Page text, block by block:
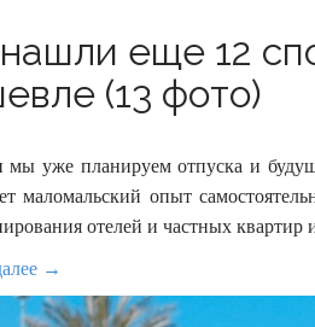
еще 12
(13 фото)
мы уже планируем отпуска и
маломальский опыт
отелей и частных
→